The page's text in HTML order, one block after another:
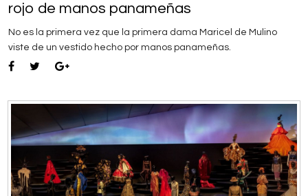
rojo de manos panameñas
No es la primera vez que la primera dama Maricel de Mulino
viste de un vestido hecho por manos panameñas.